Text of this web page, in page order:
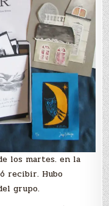
los martes. en la
recibir. Hubo
grupo.